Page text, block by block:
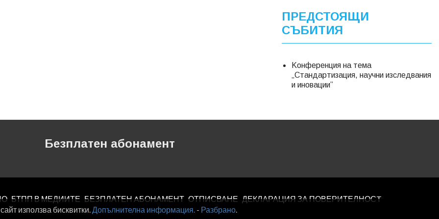
ПРЕДСТОЯЩИ
СЪБИТИЯ
Kонференция на тема
„Стандартизация, научни изследвания
и иновации”
Безплатен абонамент
БТПП В МЕДИИТЕ БЕЗПЛАТЕН AБОНАМЕНТ ОТПИСВАНЕ ДЕКЛАРАЦИЯ ЗА ПОВЕРИТЕЛНОСT
използва бисквитки.Допълнителна информация. - Разбрано.